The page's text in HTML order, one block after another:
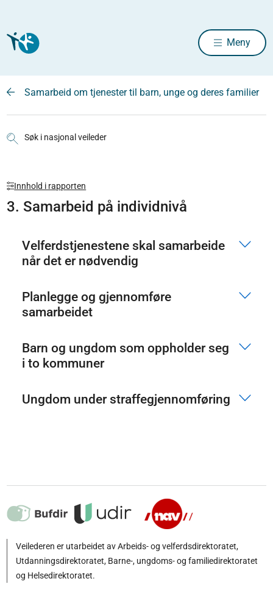
Meny
Samarbeid om tjenester til barn, unge og deres familier
Søk i nasjonal veileder
Innhold i rapporten
3. Samarbeid på individnivå
Velferdstjenestene skal samarbeide
når det er nødvendig
Planlegge og gjennomføre
samarbeidet
Barn og ungdom som oppholder seg
i to kommuner
Ungdom under straffegjennomføring
Veilederen er utarbeidet av Arbeids- og velferdsdirektoratet,
Utdanningsdirektoratet, Barne-, ungdoms- og familiedirektoratet
og Helsedirektoratet.